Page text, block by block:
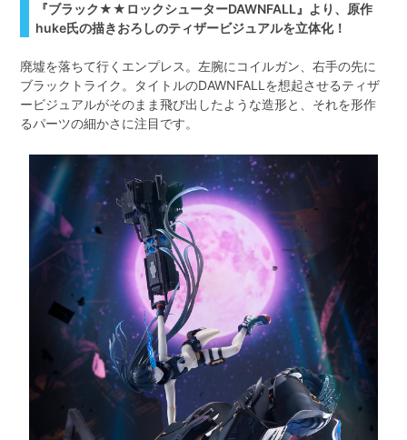
『ブラック★★ロックシューターDAWNFALL』より、原作
huke氏の描きおろしのティザービジュアルを立体化！
廃墟を落ちて行くエンプレス。左腕にコイルガン、右手の先に
ブラックトライク。タイトルのDAWNFALLを想起させるティザ
ービジュアルがそのまま飛び出したような造形と、それを形作
るパーツの細かさに注目です。